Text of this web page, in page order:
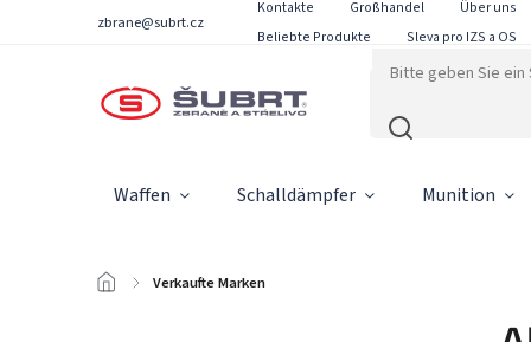
zbrane@subrt.cz
Kontakte Großhandel Über uns
Beliebte Produkte
Sleva pro IZS a OS
Waffen Schalldämpfer Munition
/ Verkaufte Marken